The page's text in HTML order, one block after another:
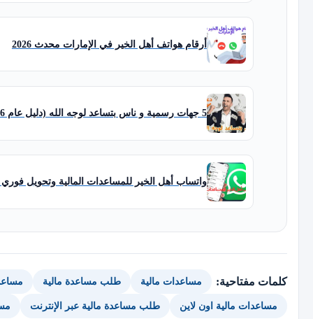
أرقام هواتف أهل الخير في الإمارات محدث 2026
5 جهات رسمية و ناس بتساعد لوجه الله (دليل عام 2026)
واتساب أهل الخير للمساعدات المالية وتحويل فوري 3
كلمات مفتاحية: مساعدات مالية طلب مساعدة مالية
مساعدات مالية اون لاين طلب مساعدة مالية عبر الإنترنت